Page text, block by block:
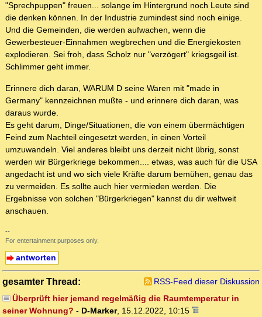
"Sprechpuppen" freuen... solange im Hintergrund noch Leute sind
die denken können. In der Industrie zumindest sind noch einige.
Und die Gemeinden, die werden aufwachen, wenn die
Gewerbesteuer-Einnahmen wegbrechen und die Energiekosten
explodieren. Sei froh, dass Scholz nur "verzögert" kriegsgeil ist.
Schlimmer geht immer.
Erinnere dich daran, WARUM D seine Waren mit "made in
Germany" kennzeichnen mußte - und erinnere dich daran, was
daraus wurde.
Es geht darum, Dinge/Situationen, die von einem übermächtigen
Feind zum Nachteil eingesetzt werden, in einen Vorteil
umzuwandeln. Viel anderes bleibt uns derzeit nicht übrig, sonst
werden wir Bürgerkriege bekommen.... etwas, was auch für die USA
angedacht ist und wo sich viele Kräfte darum bemühen, genau das
zu vermeiden. Es sollte auch hier vermieden werden. Die
Ergebnisse von solchen "Bürgerkriegen" kannst du dir weltweit
anschauen.
--
For entertainment purposes only.
antworten
gesamter Thread:
RSS-Feed dieser Diskussion
Überprüft hier jemand regelmäßig die Raumtemperatur in
seiner Wohnung? - D-Marker, 15.12.2022, 10:15